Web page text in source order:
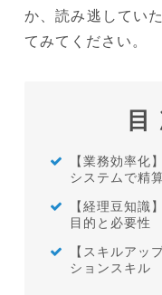
か、読み逃してい
てみてください。
【業務効率化
システムで精
【経理豆知識
目的と必要性
【スキルアッ
ションスキル